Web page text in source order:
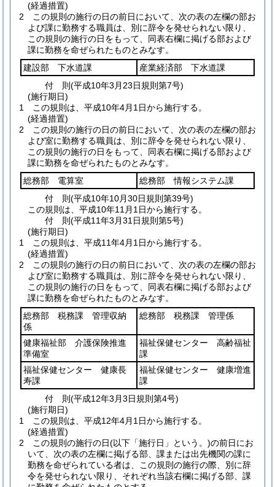
(経過措置)
2
この規則の施行の日の前日において、次の表の左欄の部お
よび課に勤務する職員は、別に辞令を発せられない限り、
この規則の施行の日をもって、同表右欄に掲げる部および
課に勤務を命ぜられたものとみなす。
建設部 下水道課
産業経済部 下水道課
付 則(平成10年3月23日規則第7号)
(施行期日)
1
この規則は、平成10年4月1日から施行する。
(経過措置)
2
この規則の施行の日の前日において、次の表の左欄の部お
よび室に勤務する職員は、別に辞令を発せられない限り、
この規則の施行の日をもって、同表右欄に掲げる部および
課に勤務を命ぜられたものとみなす。
総務部 電算室
総務部 情報システム課
付 則(平成10年10月30日規則第39号)
この規則は、平成10年11月1日から施行する。
付 則(平成11年3月31日規則第5号)
(施行期日)
1
この規則は、平成11年4月1日から施行する。
(経過措置)
2
この規則の施行の日の前日において、次の表の左欄の部お
よび室に勤務する職員は、別に辞令を発せられない限り、
この規則の施行の日をもって、同表右欄に掲げる部および
課に勤務を命ぜられたものとみなす。
総務部 税務課 管理収納
係
総務部 税務課 管理係
健康福祉部 介護保険推進
準備室
福祉保健センター 高齢福祉
課
福祉保健センター 健康長
寿課
福祉保健センター 健康増進
課
付 則(平成12年3月3日規則第4号)
(施行期日)
1
この規則は、平成12年4月1日から施行する。
(経過措置)
2
この規則の施行の日(以下「施行日」という。)の前日にお
いて、次の表の左欄に掲げる部、課または出先機関の課に
勤務を命ぜられている者は、この規則の施行の際、別に辞
令を発せられない限り、それぞれ当該右欄に掲げる部、課